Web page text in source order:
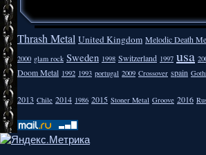
Thrash Metal United Kingdom Melodic Death
2000 glam rock Sweden 1998 Switzerland 1997 usa
Doom Metal 1992 1993 portugal 2009 Crossover spain
2013 Chile 2014 1986 2015 Stoner Metal Groove 2016